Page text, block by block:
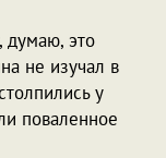
это
не изучал в
у
поваленное